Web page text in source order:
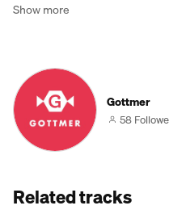
Show more
Gottmer
58
Related tracks